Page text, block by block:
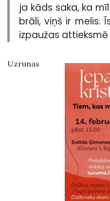
ja kāds saka, ka
brāli, viņš ir melis.
izpaužas
Uzrunas